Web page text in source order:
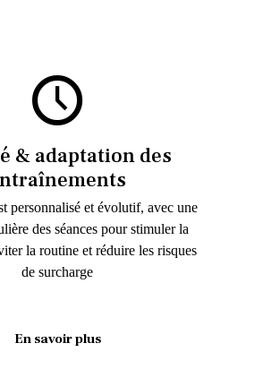
& adaptation des
personnalisé et évolutif, avec une
des séances pour stimuler la
la routine et réduire les risques
de surcharge
En savoir plus